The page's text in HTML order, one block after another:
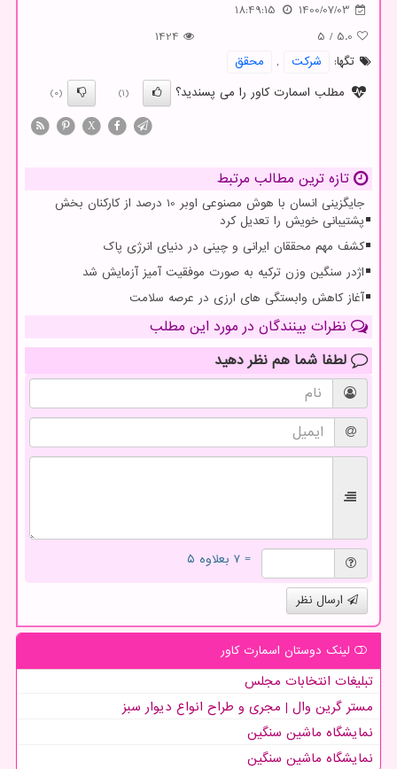
1400/07/03
18:49:15
5.0
/
5
1424
تگها:
شركت ,
محقق
مطلب اسمارت کاور را می پسندید؟
(1)
(0)
X
تازه ترین مطالب مرتبط
جایگزینی انسان با هوش مصنوعی اوبر 10 درصد از کارکنان بخش
پشتیبانی خویش را تعدیل کرد
کشف مهم محققان ایرانی و چینی در دنیای انرژی پاک
اژدر سنگین وزن ترکیه به صورت موفقیت آمیز آزمایش شد
آغاز کاهش وابستگی های ارزی در عرصه سلامت
نظرات بینندگان در مورد این مطلب
لطفا شما هم نظر دهید
= ۷ بعلاوه ۵
ارسال نظر
لینک دوستان اسمارت كاور
تبلیغات انتخابات مجلس
مستر گرین وال | مجری و طراح انواع دیوار سبز
نمایشگاه ماشین سنگین
نمایشگاه ماشین سنگین